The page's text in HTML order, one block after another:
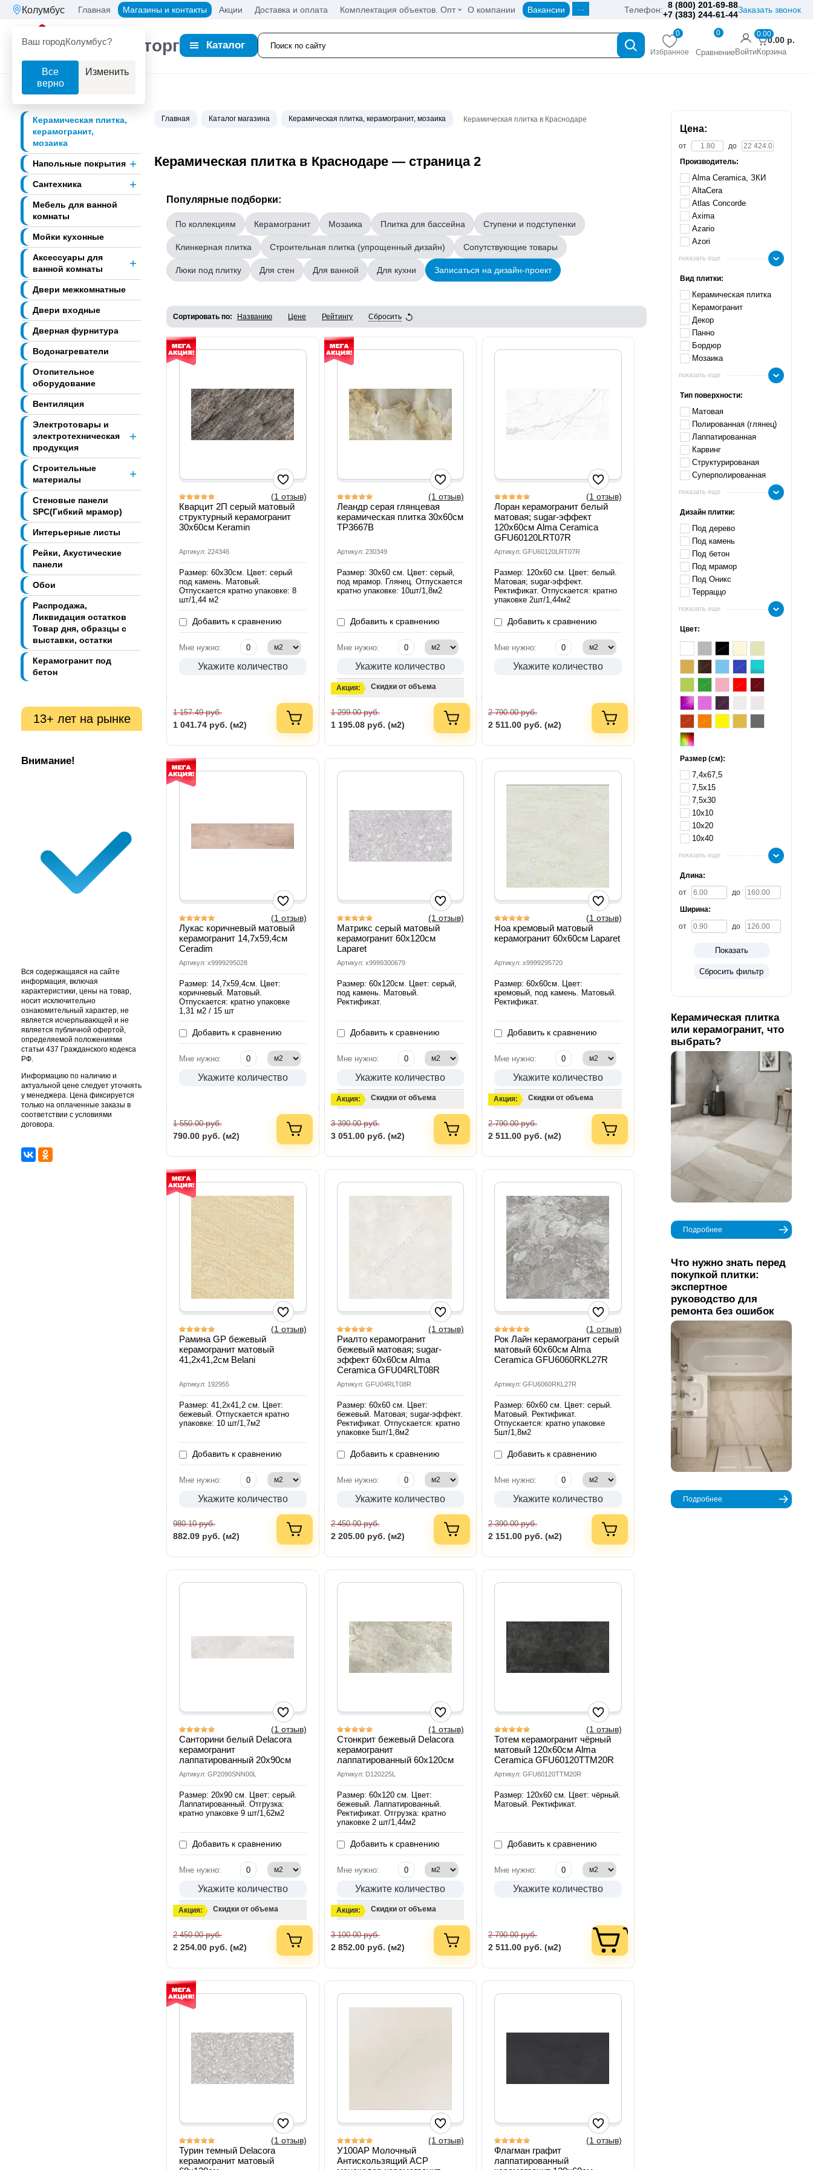
Колумбус
Ваш городКолумбус?
Все
верно
Изменить
Главная Магазины и контакты Акции Доставка и оплата Комплектация объектов. Опт О компании Вакансии Телефон: 8 (800) 201-69-88
+7 (383) 244-61-44Заказать звонок
Партнерторг Каталог
0
Избранное Сравнение
0
Войти
0.00
0.00 р.
Корзина
Керамическая плитка,
керамогранит,
мозаика
Напольные покрытия
Сантехника
Мебель для ванной
комнаты
Мойки кухонные
Аксессуары для
ванной комнаты
Двери межкомнатные
Двери входные
Дверная фурнитура
Водонагреватели
Отопительное
оборудование
Вентиляция
Электротовары и
электротехническая
продукция
Строительные
материалы
Стеновые панели
SPC(Гибкий мрамор)
Интерьерные листы
Рейки, Акустические
панели
Обои
Распродажа,
Ликвидация остатков
Товар дня, образцы с
выставки, остатки
Керамогранит под
бетон
13+ лет на рынке
Внимание!
Вся содержащаяся на сайте
информация, включая
характеристики, цены на товар,
носит исключительно
ознакомительный характер, не
является исчерпывающей и не
является публичной офертой,
определяемой положениями
статьи 437 Гражданского кодекса
РФ.
Информацию по наличию и
актуальной цене следует уточнять
у менеджера. Цена фиксируется
только на оплаченные заказы в
соответствии с условиями
договора.
Главная Каталог магазина Керамическая плитка, керамогранит, мозаика Керамическая плитка в Краснодаре
Керамическая плитка в Краснодаре — страница 2
Популярные подборки:
По коллекциям Керамогранит Мозаика Плитка для бассейна Ступени и подступенки
Клинкерная плитка Строительная плитка (упрощенный дизайн) Сопутствующие товары
Люки под плитку Для стен Для ванной Для кухни Записаться на дизайн-проект
Сортировать по: Названию Цене Рейтингу Сбросить
(1 отзыв)
Кварцит 2П серый матовый
структурный керамогранит
30х60см Keramin
Артикул: 224346
Размер: 60х30см. Цвет: серый
под камень. Матовый.
Отпускается кратно упаковке: 8
шт/1,44 м2
Добавить к сравнению
Мне нужно:
Укажите количество
1 157.49руб.
1 041.74 руб. (м2)
(1 отзыв)
Леандр серая глянцевая
керамическая плитка 30х60см
TP3667B
Артикул: 230349
Размер: 30х60 см. Цвет: серый,
под мрамор. Глянец. Отпускается
кратно упаковке: 10шт/1,8м2
Добавить к сравнению
Мне нужно:
Укажите количество
Акция: Скидки от объема
1 299.00руб.
1 195.08 руб. (м2)
(1 отзыв)
Лоран керамогранит белый
матовая; sugar-эффект
120х60см Alma Ceramica
GFU60120LRT07R
Артикул: GFU60120LRT07R
Размер: 120х60 см. Цвет: белый.
Матовая; sugar-эффект.
Ректификат. Отпускается: кратно
упаковке 2шт/1,44м2
Добавить к сравнению
Мне нужно:
Укажите количество
2 790.00руб.
2 511.00 руб. (м2)
(1 отзыв)
Лукас коричневый матовый
керамогранит 14,7х59,4см
Ceradim
Артикул: х9999295028
Размер: 14,7х59,4см. Цвет:
коричневый. Матовый.
Отпускается: кратно упаковке
1,31 м2 / 15 шт
Добавить к сравнению
Мне нужно:
Укажите количество
1 550.00руб.
790.00 руб. (м2)
(1 отзыв)
Матрикс серый матовый
керамогранит 60х120см
Laparet
Артикул: х9999300679
Размер: 60х120см. Цвет: серый,
под камень. Матовый.
Ректификат.
Добавить к сравнению
Мне нужно:
Укажите количество
Акция: Скидки от объема
3 390.00руб.
3 051.00 руб. (м2)
(1 отзыв)
Ноа кремовый матовый
керамогранит 60х60см Laparet
Артикул: х9999295720
Размер: 60х60см. Цвет:
кремовый, под камень. Матовый.
Ректификат.
Добавить к сравнению
Мне нужно:
Укажите количество
Акция: Скидки от объема
2 790.00руб.
2 511.00 руб. (м2)
(1 отзыв)
Рамина GP бежевый
керамогранит матовый
41,2х41,2см Belani
Артикул: 192955
Размер: 41,2х41,2 см. Цвет:
бежевый. Отпускается кратно
упаковке: 10 шт/1,7м2
Добавить к сравнению
Мне нужно:
Укажите количество
980.10руб.
882.09 руб. (м2)
(1 отзыв)
Риалто керамогранит
бежевый матовая; sugar-
эффект 60х60см Alma
Ceramica GFU04RLT08R
Артикул: GFU04RLT08R
Размер: 60х60 см. Цвет:
бежевый. Матовая; sugar-эффект.
Ректификат. Отпускается: кратно
упаковке 5шт/1,8м2
Добавить к сравнению
Мне нужно:
Укажите количество
2 450.00руб.
2 205.00 руб. (м2)
(1 отзыв)
Рок Лайн керамогранит серый
матовый 60х60см Alma
Ceramica GFU6060RKL27R
Артикул: GFU6060RKL27R
Размер: 60х60 см. Цвет: серый.
Матовый. Ректификат.
Отпускается: кратно упаковке
5шт/1,8м2
Добавить к сравнению
Мне нужно:
Укажите количество
2 390.00руб.
2 151.00 руб. (м2)
(1 отзыв)
Санторини белый Delacora
керамогранит
лаппатированный 20х90см
Артикул: GP2090SNN00L
Размер: 20х90 см. Цвет: серый.
Лаппатированный. Отгрузка:
кратно упаковке 9 шт/1,62м2
Добавить к сравнению
Мне нужно:
Укажите количество
Акция: Скидки от объема
2 450.00руб.
2 254.00 руб. (м2)
(1 отзыв)
Стонкрит бежевый Delacora
керамогранит
лаппатированный 60х120см
Артикул: D120225L
Размер: 60х120 см. Цвет:
бежевый. Лаппатированный.
Ректификат. Отгрузка: кратно
упаковке 2 шт/1,44м2
Добавить к сравнению
Мне нужно:
Укажите количество
Акция: Скидки от объема
3 100.00руб.
2 852.00 руб. (м2)
(1 отзыв)
Тотем керамогранит чёрный
матовый 120х60см Alma
Ceramica GFU60120TTM20R
Артикул: GFU60120TTM20R
Размер: 120х60 см. Цвет: чёрный.
Матовый. Ректификат.
Добавить к сравнению
Мне нужно:
Укажите количество
2 790.00руб.
2 511.00 руб. (м2)
(1 отзыв)
Турин темный Delacora
керамогранит матовый
(1 отзыв)
У100АР Молочный
Антискользящий АСР
(1 отзыв)
Флагман графит
лаппатированный
Цена:
от
до
Производитель:
Alma Ceramica, ЗКИ
AltaCera
Atlas Concorde
Axima
Azario
Azori
показать еще
Вид плитки:
Керамическая плитка
Керамогранит
Декор
Панно
Бордюр
Мозаика
показать еще
Тип поверхности:
Матовая
Полированная (глянец)
Лаппатированная
Карвинг
Структурированая
Суперполированная
показать еще
Дизайн плитки:
Под дерево
Под камень
Под бетон
Под мрамор
Под Оникс
Терраццо
показать еще
Цвет:
Размер (см):
7,4х67,5
7,5х15
7,5х30
10х10
10х20
10х40
показать еще
Длина:
от
до
Ширина:
от
до
Показать
Сбросить фильтр
Керамическая плитка
или керамогранит, что
выбрать?
Подробнее
Что нужно знать перед
покупкой плитки:
экспертное
руководство для
ремонта без ошибок
Подробнее